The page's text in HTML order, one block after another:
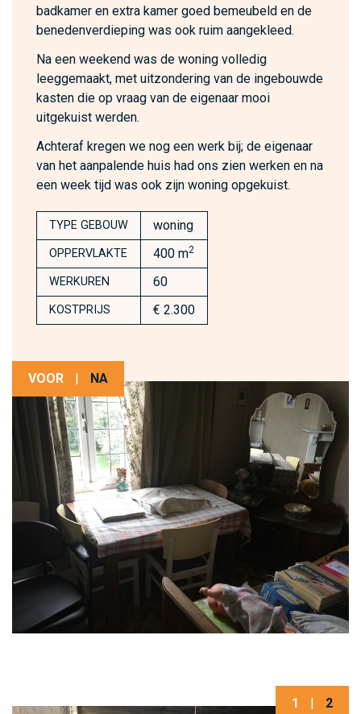
badkamer en extra kamer goed bemeubeld en de
benedenverdieping was ook ruim aangekleed.
Na een weekend was de woning volledig
leeggemaakt, met uitzondering van de ingebouwde
kasten die op vraag van de eigenaar mooi
uitgekuist werden.
Achteraf kregen we nog een werk bij; de eigenaar
van het aanpalende huis had ons zien werken en na
een week tijd was ook zijn woning opgekuist.
TYPE GEBOUW woning
OPPERVLAKTE 400 m2
WERKUREN 60
KOSTPRIJS € 2.300
VOOR | NA
1 2